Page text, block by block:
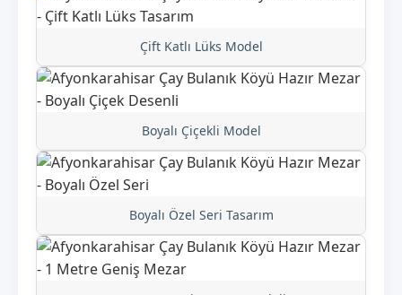
Çift Katlı Lüks Model
Boyalı Çiçekli Model
Boyalı Özel Seri Tasarım